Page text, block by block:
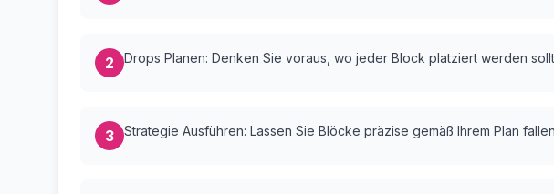
2 Drops Planen: Denken Sie voraus, wo jeder Block platziert werden
3 Strategie Ausführen: Lassen Sie Blöcke präzise gemäß Ihrem Plan